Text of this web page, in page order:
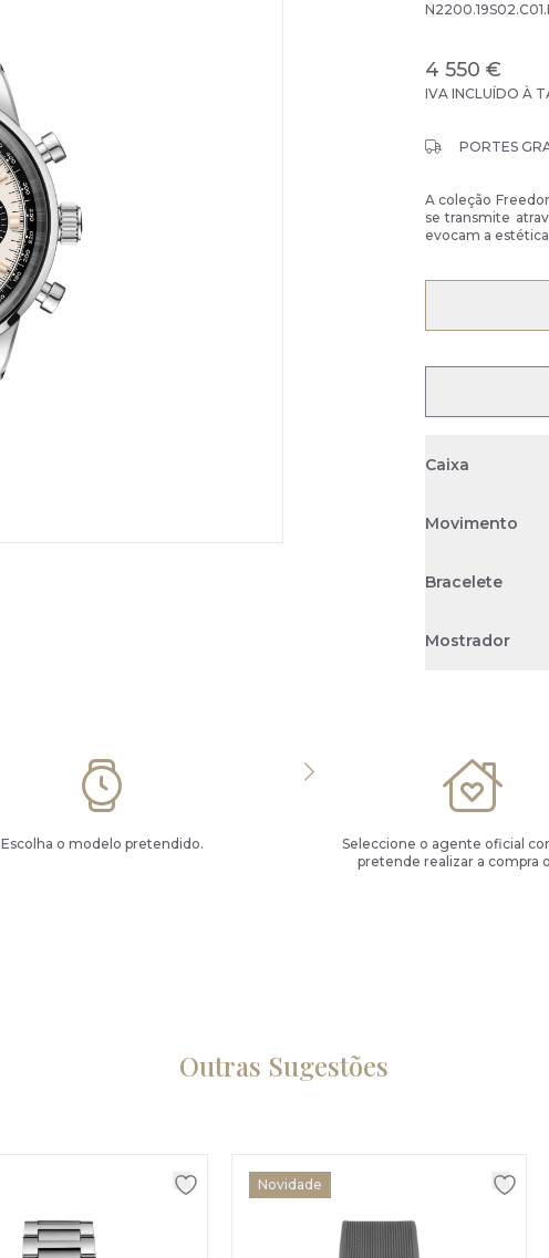
4 550 €
IVA INCLUÍDO À
PORTES
A coleção
se transmite
evocam a
Caixa
Movimento
Bracelete
Mostrador
Escolha o modelo pretendido.
Seleccione o agente oficial
pretende realizar a compra
Outras Sugestões
Novidade